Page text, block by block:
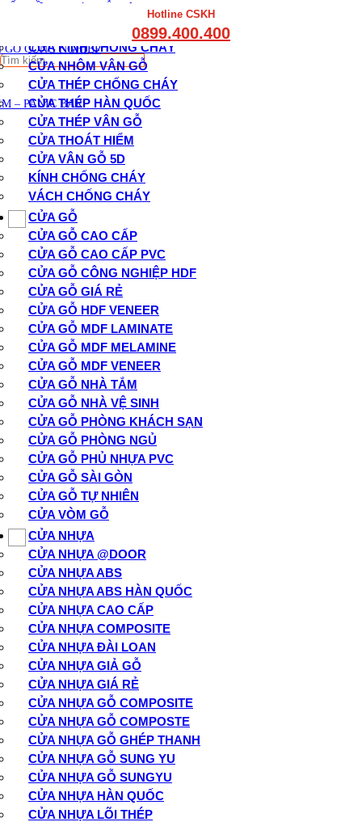
CẦU THANG GỖ
GỖ CÔNG NGHIỆP
– PANIC BAR
Hotline CSKH
0899.400.400
Tìm
kiếm:
CỬA GỖ CHỐNG CHÁY
CỬA KÍNH CHỐNG CHÁY
CỬA NHÔM VÂN GỖ
CỬA THÉP CHỐNG CHÁY
CỬA THÉP HÀN QUỐC
CỬA THÉP VÂN GỖ
CỬA THOÁT HIỂM
CỬA VÂN GỖ 5D
KÍNH CHỐNG CHÁY
VÁCH CHỐNG CHÁY
CỬA GỖ
CỬA GỖ CAO CẤP
CỬA GỖ CAO CẤP PVC
CỬA GỖ CÔNG NGHIỆP HDF
CỬA GỖ GIÁ RẺ
CỬA GỖ HDF VENEER
CỬA GỖ MDF LAMINATE
CỬA GỖ MDF MELAMINE
CỬA GỖ MDF VENEER
CỬA GỖ NHÀ TẮM
CỬA GỖ NHÀ VỆ SINH
CỬA GỖ PHÒNG KHÁCH SẠN
CỬA GỖ PHÒNG NGỦ
CỬA GỖ PHỦ NHỰA PVC
CỬA GỖ SÀI GÒN
CỬA GỖ TỰ NHIÊN
CỬA VÒM GỖ
CỬA NHỰA
CỬA NHỰA @DOOR
CỬA NHỰA ABS
CỬA NHỰA ABS HÀN QUỐC
CỬA NHỰA CAO CẤP
CỬA NHỰA COMPOSITE
CỬA NHỰA ĐÀI LOAN
CỬA NHỰA GIẢ GỖ
CỬA NHỰA GIÁ RẺ
CỬA NHỰA GỖ COMPOSITE
CỬA NHỰA GỖ COMPOSTE
CỬA NHỰA GỖ GHÉP THANH
CỬA NHỰA GỖ SUNG YU
CỬA NHỰA GỖ SUNGYU
CỬA NHỰA HÀN QUỐC
CỬA NHỰA LÕI THÉP